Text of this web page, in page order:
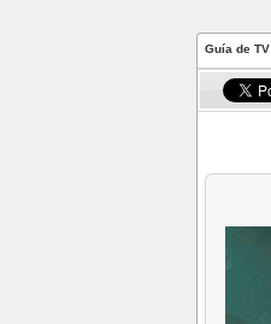
Guía de TV